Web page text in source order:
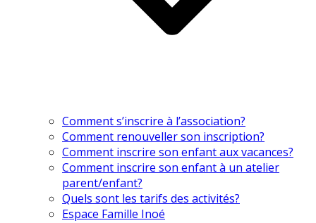
Comment s’inscrire à l’association?
Comment renouveller son inscription?
Comment inscrire son enfant aux vacances?
Comment inscrire son enfant à un atelier
parent/enfant?
Quels sont les tarifs des activités?
Espace Famille Inoé